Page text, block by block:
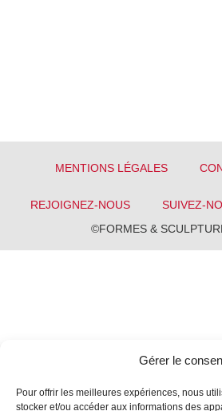
Gérer le
Pour offrir les meilleures expériences, nous
stocker et/ou accéder aux informations des
MENTIONS LÉGALES
REJOIGNEZ-NOUS
SUIVEZ-
©FORMES &